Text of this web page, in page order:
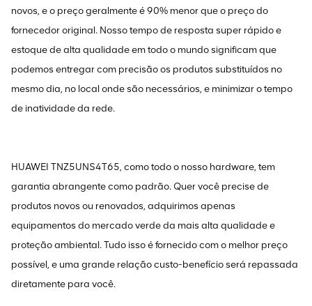
novos, e o preço geralmente é 90% menor que o preço do
fornecedor original. Nosso tempo de resposta super rápido e
estoque de alta qualidade em todo o mundo significam que
podemos entregar com precisão os produtos substituídos no
mesmo dia, no local onde são necessários, e minimizar o tempo
de inatividade da rede.
HUAWEI TNZ5UNS4T65, como todo o nosso hardware, tem
garantia abrangente como padrão. Quer você precise de
produtos novos ou renovados, adquirimos apenas
equipamentos do mercado verde da mais alta qualidade e
proteção ambiental. Tudo isso é fornecido com o melhor preço
possível, e uma grande relação custo-benefício será repassada
diretamente para você.